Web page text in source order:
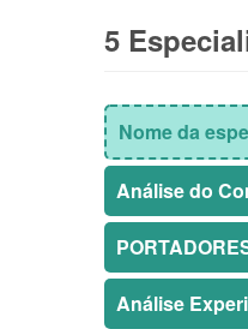
5
Nome da
Análise do
Análise